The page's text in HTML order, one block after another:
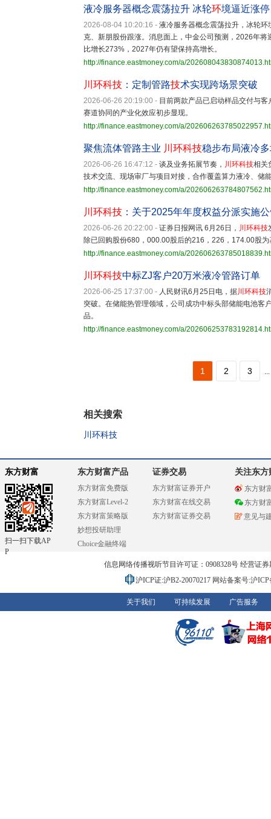
液冷服务器概念震荡拉升 冰轮环境逼近涨停
2026-08-04 10:20:16 - 液冷服务器概念震荡拉升，冰轮环
克、新朋股份跟涨。消息面上，中金公司预测，2026年
比增长273%，2027年仍有望保持高增长。
http://finance.eastmoney.com/a/
川环科技 ：定制管路技术实现跨场景突破
2026-06-26 20:19:00 - 目前两款产品已启动样品交付与
赛道协同的产业化效应初步显现。
http://finance.eastmoney.com/a/
聚焦流体管路主业 川环科技稳步布局液冷
2026-06-26 16:47:12 - 谈及业务拓展节奏， 川环科技相关
技术交流、现场审厂与项目对接，合作覆盖算力液冷、储
http://finance.eastmoney.com/a/
川环科技 ：关于2025年年度权益分派实施
2026-06-26 20:22:00 - 证券日报网讯 6月26日， 川环科技
除已回购股份680，000.00股后的216，226，174.00股
http://finance.eastmoney.com/a/
川环科技中标ZJ客户20万米液冷管路订单
2026-06-25 17:37:00 - 人民财讯6月25日电，据川环科技
突破。在储能热管理领域，公司成功中标头部储能电池客
品。
http://finance.eastmoney.com/a/
1 2 3 ...
相关搜索
川环科技
东方财富
扫一扫下载AP
P
东方财富产品
东方财富免费版
东方财富Level-2
东方财富策略版
妙想投研助理
Choice金融终端
证券交易
东方财富证券开户
东方财富在线交易
东方财富证券交易
关注东方
东方财
东方财
意见与
信息网络传播视听节目许可证：0908328号 经营证
沪ICP证:沪B2-20070217 网站备案号:沪
关于我们 可持续发展 广告服务